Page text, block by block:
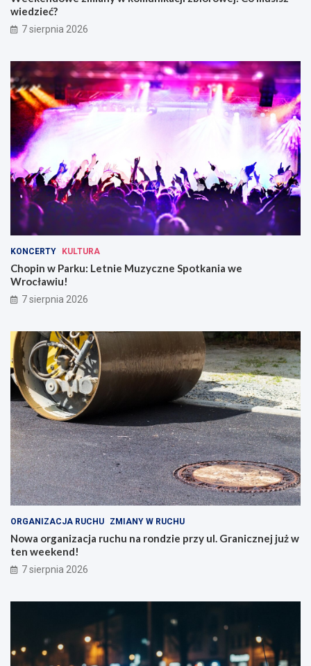
wiedzieć?
7 sierpnia 2026
KONCERTY KULTURA
Chopin w Parku: Letnie Muzyczne Spotkania we
Wrocławiu!
7 sierpnia 2026
ORGANIZACJA RUCHU ZMIANY W RUCHU
Nowa organizacja ruchu na rondzie przy ul. Granicznej już w
ten weekend!
7 sierpnia 2026